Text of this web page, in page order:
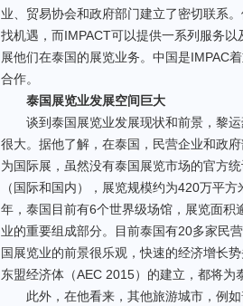
业、贸易协会和政府部门建立了密切联系
找机遇，而IMPACT可以提供一系列服务
展他们在泰国的展览业务。中国是IMPAC
合作。
泰国展览业发展空间巨大
谈到泰国展览业发展现状和前景，黎运
很大。据他了解，在泰国，民营企业和政
为国际展，虽然没有泰国展览市场的官方
（国际和国内），展览规模约为420万平
年，泰国目前有6个世界级场馆，展览面
业的重要组成部分。目前泰国有20多家民
国展览业的前景很乐观，快速的经济增长
东盟经济体（AEC 2015）的建立，都将为
此外，在他看来，其他旅游城市，例如